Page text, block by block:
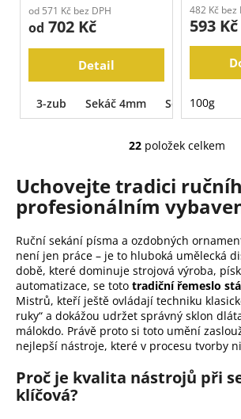
od 571 Kč bez DPH
od 702 Kč
Detail
3-zub Sekáč 4mm Sekáč 6mm
482 Kč bez
593 Kč
100g
O
á
d
a
c
í
p
r
v
k
v
22 položek celkem
Uchovejte tradici
profesionálním
Ruční sekání písma a ozdobných
není jen práce – je to hluboká umělecká
době, které dominuje strojová výroba,
automatizace, se toto tradiční řemeslo
Mistrů, kteří ještě ovládají techniku
ruky“ a dokážou udržet správný sklon
málokdo. Právě proto si toto umění
nejlepší nástroje, které v procesu tvorby
Proč je kvalita nástrojů při
klíčová?